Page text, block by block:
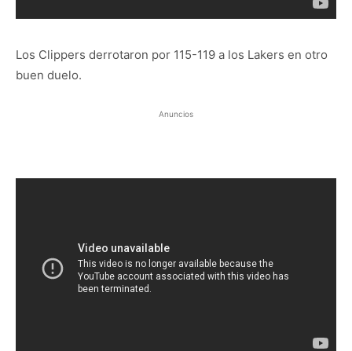
Los Clippers derrotaron por 115-119 a los Lakers en otro
buen duelo.
Anuncios